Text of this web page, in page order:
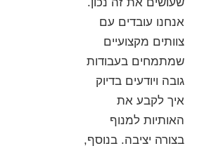
אנחנו עובדים עם
צוותים מקצועיים
שמתמחים בעבודות
גובה ויודעים בדיוק
איך לקבע את
האותיות למנוף
בצורה יציבה. בנוסף,